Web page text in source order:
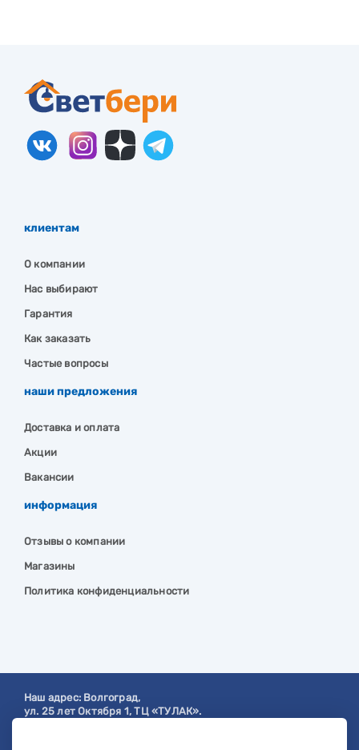
клиентам
О компании
Нас выбирают
Гарантия
Как заказать
Частые вопросы
наши предложения
Доставка и оплата
Акции
Вакансии
информация
Отзывы о компании
Магазины
Политика конфиденциальности
Наш адрес: Волгоград,
ул. 25 лет Октября 1, ТЦ «ТУЛАК».